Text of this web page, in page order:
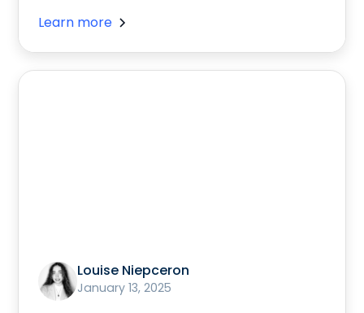
Learn more
Louise Niepceron
January 13, 2025